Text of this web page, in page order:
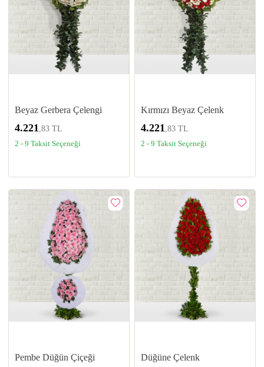
Beyaz Gerbera Çelengi
4.221,83 TL
2 - 9 Taksit Seçeneği
Kırmızı Beyaz Çelenk
4.221,83 TL
2 - 9 Taksit Seçeneği
Pembe Düğün Çiçeği Düğüne Çelenk